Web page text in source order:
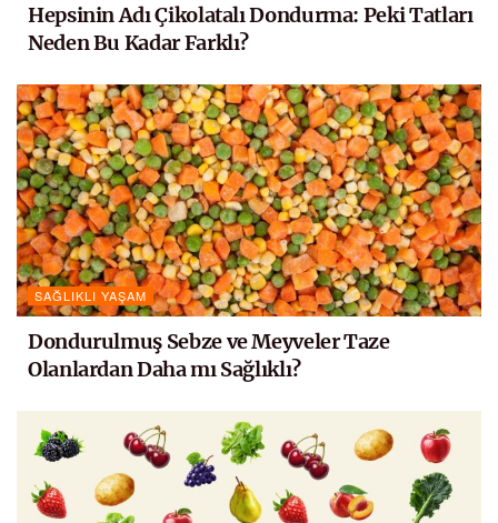
Hepsinin Adı Çikolatalı Dondurma: Peki Tatları
Neden Bu Kadar Farklı?
SAĞLIKLI YAŞAM
Dondurulmuş Sebze ve Meyveler Taze
Olanlardan Daha mı Sağlıklı?